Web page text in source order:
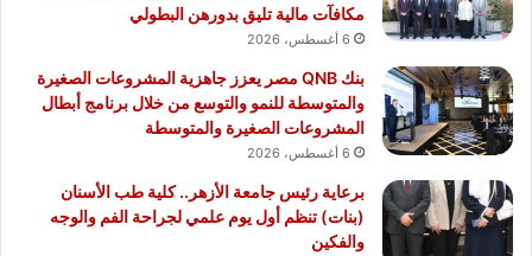
مكافآت مالية تليق بدورهن البطولي
6 أغسطس، 2026
بنك QNB مصر يعزز جاهزية المشروعات الصغيرة
والمتوسطة للنمو والتوسع من خلال برنامج أبطال
المشروعات الصغيرة والمتوسطة
6 أغسطس، 2026
برعاية رئيس جامعة الأزهر.. كلية طب الأسنان
(بنات) تنظم أول يوم علمي لجراحة الفم والوجه
والفكين